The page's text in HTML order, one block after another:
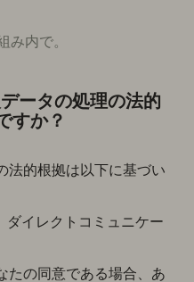
み内で。
ータの処理の法的
すか？
法的根拠は以下に基づい
ダイレクトコミュニケー
たの同意である場合、あ